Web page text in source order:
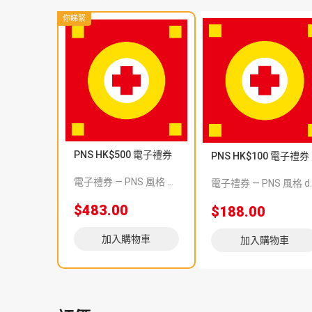
你睇緊
PNS HK$500 電子禮券
$483.00
加入購物車
PNS HK$100 電子禮券
$188.00
加入購物車